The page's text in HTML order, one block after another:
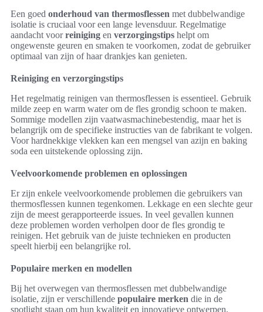
Een goed onderhoud van thermosflessen met dubbelwandige
isolatie is cruciaal voor een lange levensduur. Regelmatige
aandacht voorreiniging en verzorgingstips helpt om
ongewenste geuren en smaken te voorkomen, zodat de gebruiker
optimaal van zijn of haar drankjes kan genieten.
Reiniging en verzorgingstips
Het regelmatig reinigen van thermosflessen is essentieel. Gebruik
milde zeep en warm water om de fles grondig schoon te maken.
Sommige modellen zijn vaatwasmachinebestendig, maar het is
belangrijk om de specifieke instructies van de fabrikant te volgen.
Voor hardnekkige vlekken kan een mengsel van azijn en baking
soda een uitstekende oplossing zijn.
Veelvoorkomende problemen en oplossingen
Er zijn enkele veelvoorkomende problemen die gebruikers van
thermosflessen kunnen tegenkomen. Lekkage en een slechte geur
zijn de meest gerapporteerde issues. In veel gevallen kunnen
deze problemen worden verholpen door de fles grondig te
reinigen. Het gebruik van de juiste technieken en producten
speelt hierbij een belangrijke rol.
Populaire merken en modellen
Bij het overwegen van thermosflessen met dubbelwandige
isolatie, zijn er verschillende populaire merken die in de
spotlight staan om hun kwaliteit en innovatieve ontwerpen.